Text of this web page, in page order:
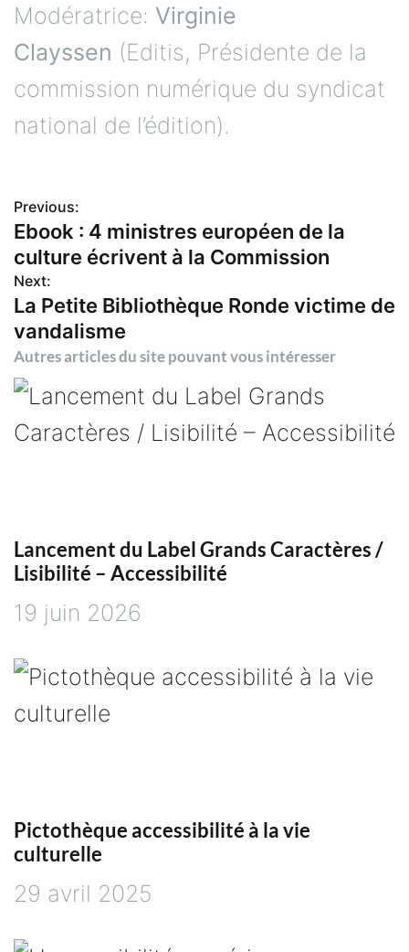
Modératrice: Virginie
Clayssen (Editis, Présidente de la
commission numérique du syndicat
national de l’édition).
N
a
v
i
i
o
’
a
r
Previous:
Ebook : 4 ministres européen de la
culture écrivent à la Commission
Next:
La Petite Bibliothèque Ronde victime de
vandalisme
Autres articles du site pouvant vous intéresser
Lancement du Label Grands Caractères /
Lisibilité – Accessibilité
19 juin 2026
Pictothèque accessibilité à la vie
culturelle
29 avril 2025